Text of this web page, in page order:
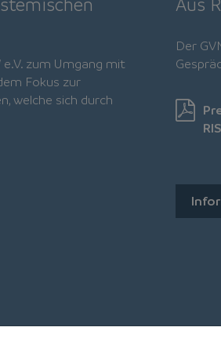
zum Umgang mit
Fokus zur
welche sich durch
Der